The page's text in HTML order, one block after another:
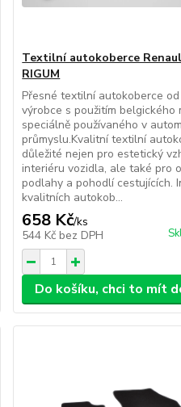
Textilní autokoberce
RIGUM
Přesné textilní autokoberce
výrobce s použitím belgického
speciálně používaného v
průmyslu.Kvalitní textilní
důležité nejen pro estetický
interiéru vozidla, ale také pro
podlahy a pohodlí cestujících.
kvalitních autokob...
658 Kč/ks
544 Kč bez DPH
Do košíku, chci to mít